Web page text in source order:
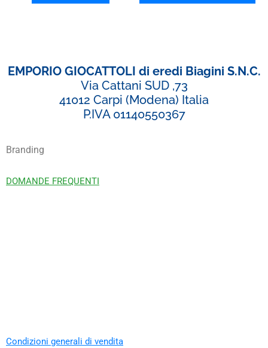
EMPORIO GIOCATTOLI di eredi Biagini S.N.C.
Via Cattani SUD ,73
41012 Carpi (Modena) Italia
P.IVA 01140550367
Branding
DOMANDE FREQUENTI
Condizioni generali di vendita